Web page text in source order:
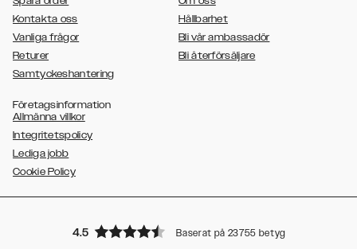
Kontakta oss
Vanliga frågor
Returer
Samtyckeshantering
Hållbarhet
Bli vår ambassadör
Bli återförsäljare
Företagsinformation
Allmänna villkor
Integritetspolicy
Lediga jobb
Cookie Policy
4.5 Baserat på 23755 betyg